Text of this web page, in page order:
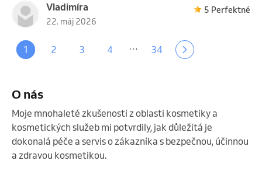
Vladimíra
22. máj 2026
5 Perfektné
1 2 3 4 … 34
O nás
Moje mnohaleté zkušenosti z oblasti kosmetiky a
kosmetických služeb mi potvrdily, jak důležitá je
dokonalá péče a servis o zákazníka s bezpečnou, účinnou
a zdravou kosmetikou.